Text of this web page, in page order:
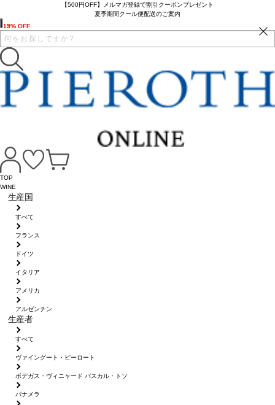
【500円OFF】メルマガ登録で割引クーポンプレゼント
夏季期間クール便配送のご案内
TOP
WINE
生産国
すべて
フランス
ドイツ
イタリア
アメリカ
アルゼンチン
生産者
すべて
ヴァイングート・ピーロート
ボデガス・ヴィニャード パスカル・トソ
パナメラ
12% OFF
15% OFF